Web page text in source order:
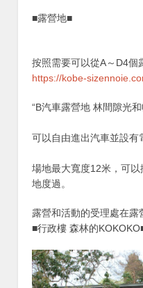
■露營地■
按照需要可以從A～D4個
https://kobe-
“B汽車露營地 林間隙光和
可以自由進出汽車並設有
場地最大寬度12米，可
地度過。
露營和活動的受理處在露
■行政樓 森林的